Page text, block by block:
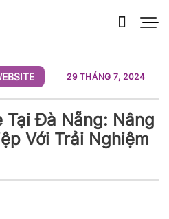
29 THÁNG 7, 2024
Tại Đà Nẵng: Nâng
Với Trải Nghiệm